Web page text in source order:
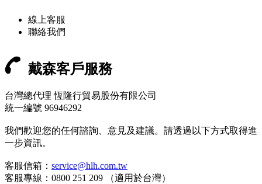
線上客服
聯絡我們
戴森客戶服務
台灣總代理 恆隆行貿易股份有限公司
統一編號 96946292
我們歡迎您的任何諮詢、意見及建議。請透過以下方式取得進
一步資訊。
客服信箱： service@hlh.com.tw
客服專線：0800 251 209 （適用於台灣）